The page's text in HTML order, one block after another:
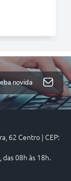
62 Centro | CEP:
08h às 18h.